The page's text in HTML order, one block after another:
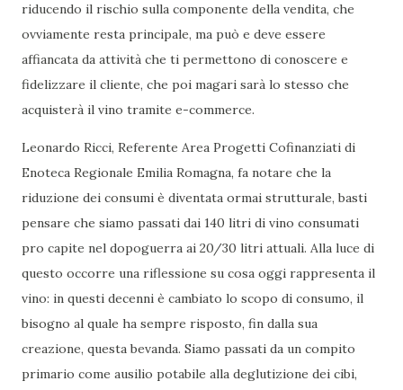
riducendo il rischio sulla componente della vendita, che
ovviamente resta principale, ma può e deve essere
affiancata da attività che ti permettono di conoscere e
fidelizzare il cliente, che poi magari sarà lo stesso che
acquisterà il vino tramite e-commerce.
Leonardo Ricci, Referente Area Progetti Cofinanziati di
Enoteca Regionale Emilia Romagna, fa notare che la
riduzione dei consumi è diventata ormai strutturale, basti
pensare che siamo passati dai 140 litri di vino consumati
pro capite nel dopoguerra ai 20/30 litri attuali. Alla luce di
questo occorre una riflessione su cosa oggi rappresenta il
vino: in questi decenni è cambiato lo scopo di consumo, il
bisogno al quale ha sempre risposto, fin dalla sua
creazione, questa bevanda. Siamo passati da un compito
primario come ausilio potabile alla deglutizione dei cibi,